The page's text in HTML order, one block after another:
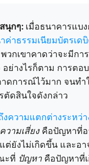
นุกๆ: เมื่อธนาคารแบ
ค่าธรรมเนียมบัตรเด
พวกเขาคาดว่าจะมีกา
อย่างไรก็ตาม การตอ
ดการณ์ไว้มาก จนทำ
ตัดสินใจดังกล่าว
ความแตกต่างระหว่า
ความเสี่ยงคือปัญหาที่อ
ต่ยังไม่เกิดขึ้น และอา
ะที่ ปัญหาคือปัญหาที่